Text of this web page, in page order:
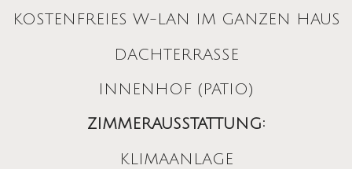
KOSTENFREIES W-LAN IM GANZEN HAUS
DACHTERRASSE
INNENHOF (PATIO)
ZIMMERAUSSTATTUNG:
KLIMAANLAGE